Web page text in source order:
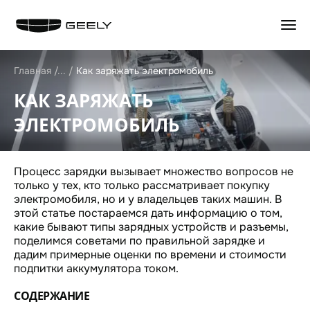
НАЗАД
GEELY EX5 Гибрид
НОВЫЙ COOLRAY
CITYRAY
ATLAS
OKAVANGO
MONJARO
PREFACE
GEELY EX5
НАЗАД
КОНФИГУРАТОР
ТЕСТ-ДРАЙВ
СПЕЦПРЕДЛОЖЕНИЯ
ТРЕЙД-ИН
АКСЕССУАРЫ
ЗАРЯДНЫЕ УСТРОЙСТВА
НАЙТИ ДИЛЕРА
ПОЛУЧИТЬ ПРЕДЛОЖЕНИЕ
ВОПРОС-ОТВЕТ
АВТОКРЕДИТ
GEELY СТРАХОВАНИЕ
РАСЧЕТ КАСКО
GEELY ЛИЗИНГ
КОРПОРАТИВНЫМ КЛИЕНТАМ
НАЗАД
ЦЕННОСТИ СЕРВИСА GEELY
ЗАПИСАТЬСЯ НА СЕРВИС
КАЛЬКУЛЯТОР ТО
ОБСЛУЖИВАНИЕ И РЕМОНТ
ТЕХНИЧЕСКАЯ ИНФОРМАЦИЯ
СПЕЦПРЕДЛОЖЕНИЯ
АКСЕССУАРЫ
МАСЛА И ТЕХ. ЖИДКОСТИ
ГАРАНТИЯ
ПОМОЩЬ НА ДОРОГАХ
КЛИЕНТСКАЯ ПОДДЕРЖКА
GEELY БОКС
GEELY ЛИНК
НАЗАД
ИСТОРИЯ КОМПАНИИ
БРЕНД GEELY
ИННОВАЦИИ
ДИЗАЙН
ПУБЛИКАЦИИ
ДИСТРИБЬЮТОР
ДИЛЕРСКАЯ СЕТЬ
СТАТЬ ДИЛЕРОМ
КОНТАКТЫ
КАРЬЕРА В GEELY
СОЦИАЛЬНЫЕ СЕТИ
ПРЯМЫЕ ТРАНСЛЯЦИИ
БЛОГ
Главная Как заряжать электромобиль
КАК ЗАРЯЖАТЬ
ЭЛЕКТРОМОБИЛЬ
Процесс зарядки вызывает множество вопросов не
только у тех, кто только рассматривает покупку
электромобиля, но и у владельцев таких машин. В
этой статье постараемся дать информацию о том,
какие бывают типы зарядных устройств и разъемы,
поделимся советами по правильной зарядке и
дадим примерные оценки по времени и стоимости
подпитки аккумулятора током.
СОДЕРЖАНИЕ